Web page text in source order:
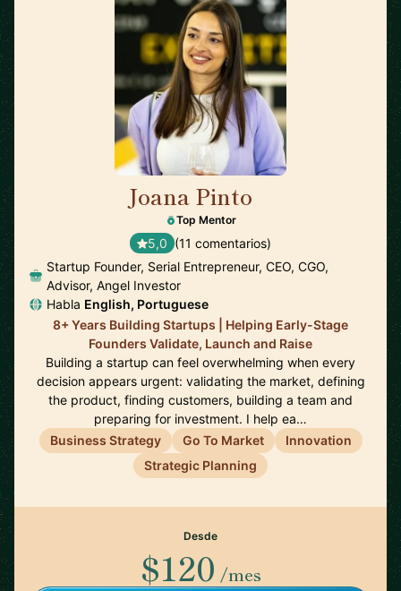
Joana Pinto
Top Mentor
5,0 (11 comentarios)
Startup Founder, Serial Entrepreneur, CEO, CGO,
Advisor, Angel Investor
Habla English, Portuguese
8+ Years Building Startups | Helping Early-Stage
Founders Validate, Launch and Raise
Building a startup can feel overwhelming when every
decision appears urgent: validating the market, defining
the product, finding customers, building a team and
preparing for investment. I help ea…
Business Strategy
Go To Market
Innovation
Strategic Planning
Desde
$120 /mes